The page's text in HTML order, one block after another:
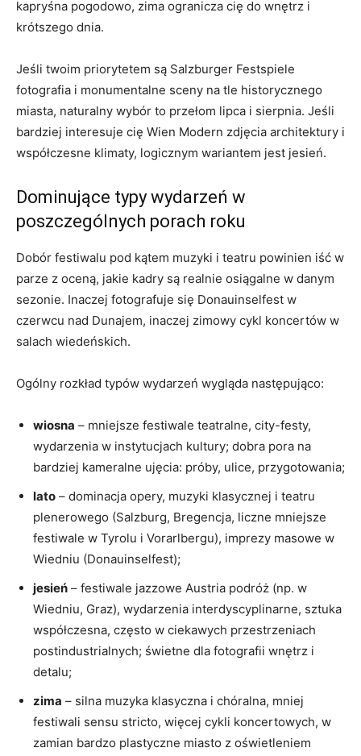
kapryśna pogodowo, zima ogranicza cię do wnętrz i
krótszego dnia.
Jeśli twoim priorytetem są Salzburger Festspiele
fotografia i monumentalne sceny na tle historycznego
miasta, naturalny wybór to przełom lipca i sierpnia. Jeśli
bardziej interesuje cię Wien Modern zdjęcia architektury i
współczesne klimaty, logicznym wariantem jest jesień.
Dominujące typy wydarzeń w
poszczególnych porach roku
Dobór festiwalu pod kątem muzyki i teatru powinien iść w
parze z oceną, jakie kadry są realnie osiągalne w danym
sezonie. Inaczej fotografuje się Donauinselfest w
czerwcu nad Dunajem, inaczej zimowy cykl koncertów w
salach wiedeńskich.
Ogólny rozkład typów wydarzeń wygląda następująco:
wiosna – mniejsze festiwale teatralne, city-festy,
wydarzenia w instytucjach kultury; dobra pora na
bardziej kameralne ujęcia: próby, ulice, przygotowania;
lato – dominacja opery, muzyki klasycznej i teatru
plenerowego (Salzburg, Bregencja, liczne mniejsze
festiwale w Tyrolu i Vorarlbergu), imprezy masowe w
Wiedniu (Donauinselfest);
jesień – festiwale jazzowe Austria podróż (np. w
Wiedniu, Graz), wydarzenia interdyscyplinarne, sztuka
współczesna, często w ciekawych przestrzeniach
postindustrialnych; świetne dla fotografii wnętrz i
detalu;
zima – silna muzyka klasyczna i chóralna, mniej
festiwali sensu stricto, więcej cykli koncertowych, w
zamian bardzo plastyczne miasto z oświetleniem